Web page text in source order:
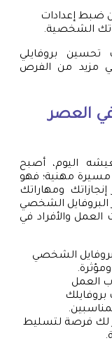
ضبط إعدادات
الشخصية.
بروفايلي
مزيد من الفرص
العصر
اليوم، أصبح
مسيرة مهنية؛ فهو
ومهاراتك
البروفايل الشخصي
العمل والأفراد في
الشخصي
العمل
لك فرصة لتسليط